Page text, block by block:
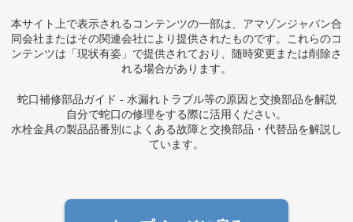
本サイト上で表示されるコンテンツの一部は、アマゾンジャパン合
同会社またはその関連会社により提供されたものです。これらのコ
ンテンツは「現状有姿」で提供されており、随時変更または削除さ
れる場合があります。
蛇口補修部品ガイド - 水漏れトラブル等の原因と交換部品を解説
自分で蛇口の修理をする際に活用ください。
水栓金具の製品品番別によくある故障と交換部品・代替品を解説し
ています。